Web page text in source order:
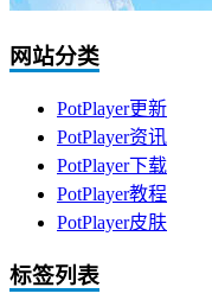
网站分类
PotPlayer更新
PotPlayer资讯
PotPlayer下载
PotPlayer教程
PotPlayer皮肤
标签列表